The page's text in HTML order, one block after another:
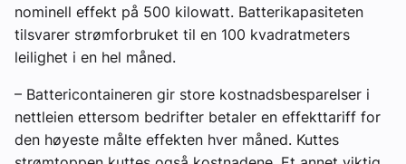
nominell effekt på 500 kilowatt. Batterikapasiteten
tilsvarer strømforbruket til en 100 kvadratmeters
leilighet i en hel måned.
– Battericontaineren gir store kostnadsbesparelser i
nettleien ettersom bedrifter betaler en effekttariff for
den høyeste målte effekten hver måned. Kuttes